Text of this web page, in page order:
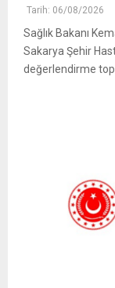
Tarih: 06/08/2026
Sağlık Bakanı
Sakarya Şehir
değerlendirme